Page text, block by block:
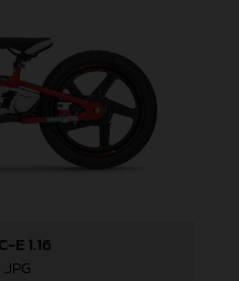
E 1.16
.JPG